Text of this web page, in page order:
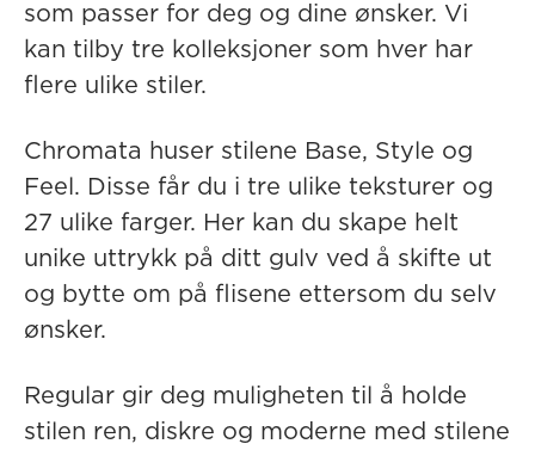
som passer for deg og dine ønsker. Vi
kan tilby tre kolleksjoner som hver har
flere ulike stiler.
Chromata huser stilene Base, Style og
Feel. Disse får du i tre ulike teksturer og
27 ulike farger. Her kan du skape helt
unike uttrykk på ditt gulv ved å skifte ut
og bytte om på flisene ettersom du selv
ønsker.
Regular gir deg muligheten til å holde
stilen ren, diskre og moderne med stilene